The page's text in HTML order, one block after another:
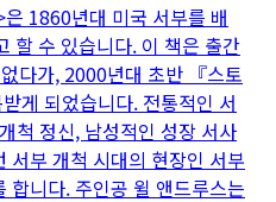
1860년대 미국 서부를 배
할 수 있습니다. 이 책은 출간
다가, 2000년대 초반 『스토
게 되었습니다. 전통적인 서
척 정신, 남성적인 성장 서사
서부 개척 시대의 현장인 서부
합니다. 주인공 윌 앤드루스는